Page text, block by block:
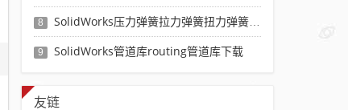
8 SolidWorks压力弹簧拉力弹簧扭力弹簧涡卷弹簧自动生成宏程序下载
9 SolidWorks管道库routing管道库下载
友链